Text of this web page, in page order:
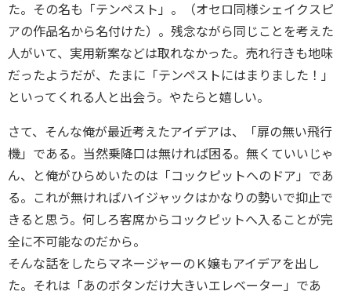
た。その名も「テンペスト」。（オセロ同様シェイクスピ
アの作品名から名付けた）。残念ながら同じことを考えた
人がいて、実用新案などは取れなかった。売れ行きも地味
だったようだが、たまに「テンペストにはまりました！」
といってくれる人と出会う。やたらと嬉しい。
さて、そんな俺が最近考えたアイデアは、「扉の無い飛行
機」である。当然乗降口は無ければ困る。無くていいじゃ
ん、と俺がひらめいたのは「コックピットへのドア」であ
る。これが無ければハイジャックはかなりの勢いで抑止で
きると思う。何しろ客席からコックピットへ入ることが完
全に不可能なのだから。
そんな話をしたらマネージャーのＫ嬢もアイデアを出し
た。それは「あのボタンだけ大きいエレベーター」であ